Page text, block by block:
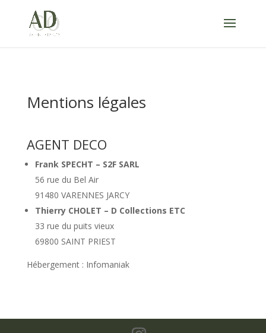
Mentions légales
AGENT DECO
Frank SPECHT – S2F SARL
56 rue du Bel Air
91480 VARENNES JARCY
Thierry CHOLET – D Collections ETC
33 rue du puits vieux
69800 SAINT PRIEST
Hébergement : Infomaniak